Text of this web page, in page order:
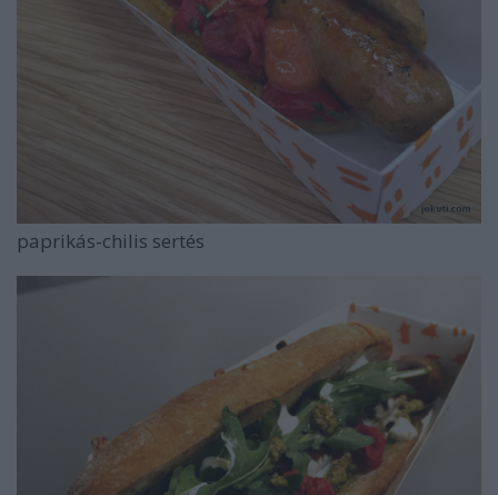
paprikás-chilis sertés